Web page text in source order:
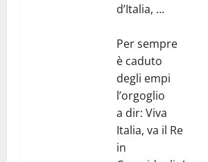
d’Italia, …
Per sempre
è caduto
degli empi
l’orgoglio
a dir: Viva
Italia, va il Re
in